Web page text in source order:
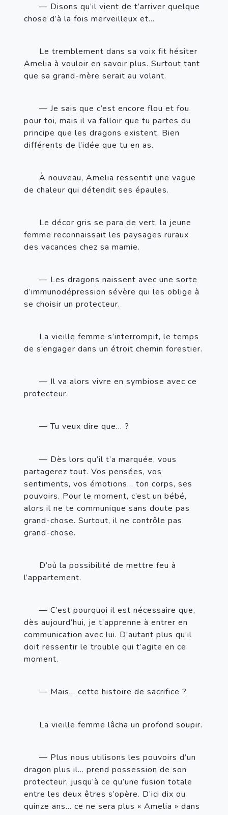
— Disons qu’il vient de t’arriver quelque
chose d’à la fois merveilleux et…
Le tremblement dans sa voix fit hésiter
Amelia à vouloir en savoir plus. Surtout tant
que sa grand-mère serait au volant.
— Je sais que c’est encore flou et fou
pour toi, mais il va falloir que tu partes du
principe que les dragons existent. Bien
différents de l’idée que tu en as.
À nouveau, Amelia ressentit une vague
de chaleur qui détendit ses épaules.
Le décor gris se para de vert, la jeune
femme reconnaissait les paysages ruraux
des vacances chez sa mamie.
— Les dragons naissent avec une sorte
d’immunodépression sévère qui les oblige à
se choisir un protecteur.
La vieille femme s’interrompit, le temps
de s’engager dans un étroit chemin forestier.
— Il va alors vivre en symbiose avec ce
protecteur.
— Tu veux dire que… ?
— Dès lors qu’il t’a marquée, vous
partagerez tout. Vos pensées, vos
sentiments, vos émotions… ton corps, ses
pouvoirs. Pour le moment, c’est un bébé,
alors il ne te communique sans doute pas
grand-chose. Surtout, il ne contrôle pas
grand-chose.
D’où la possibilité de mettre feu à
l’appartement.
— C’est pourquoi il est nécessaire que,
dès aujourd’hui, je t’apprenne à entrer en
communication avec lui. D’autant plus qu’il
doit ressentir le trouble qui t’agite en ce
moment.
— Mais… cette histoire de sacrifice ?
La vieille femme lâcha un profond soupir.
— Plus nous utilisons les pouvoirs d’un
dragon plus il… prend possession de son
protecteur, jusqu’à ce qu’une fusion totale
entre les deux êtres s’opère. D’ici dix ou
quinze ans… ce ne sera plus « Amelia » dans